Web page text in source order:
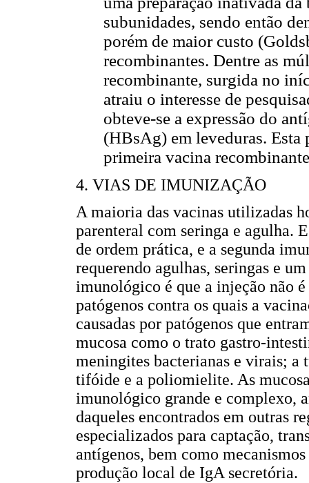
subunidades, sendo então
porém de maior custo
recombinantes. Dentre as
recombinante, surgida no
atraiu o interesse de
obteve-se a expressão do
(HBsAg) em leveduras.
primeira vacina
4. VIAS DE IMUNIZAÇÃO
A maioria das vacinas utilizadas
parenteral com seringa e agulha.
de ordem prática, e a segunda
requerendo agulhas, seringas e
imunológico é que a injeção não
patógenos contra os quais a
causadas por patógenos que
mucosa como o trato gastro-
meningites bacterianas e virais; a
tifóide e a poliomielite. As
imunológico grande e complexo,
daqueles encontrados em outras
especializados para captação,
antígenos, bem como
produção local de IgA secretória.